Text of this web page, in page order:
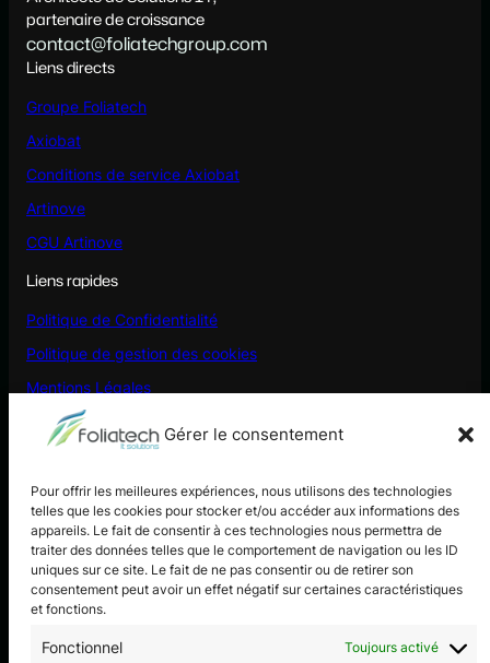
Gérer le consentement
Pour offrir les meilleures expériences, nous utilisons des technologies
telles que les cookies pour stocker et/ou accéder aux informations des
appareils. Le fait de consentir à ces technologies nous permettra de
traiter des données telles que le comportement de navigation ou les ID
uniques sur ce site. Le fait de ne pas consentir ou de retirer son
consentement peut avoir un effet négatif sur certaines caractéristiques
et fonctions.
Fonctionnel Toujours activé
partenaire de croissance
contact@foliatechgroup.com
Liens directs
Groupe Foliatech
Axiobat
Conditions de service Axiobat
Artinove
CGU Artinove
Liens rapides
Politique de Confidentialité
Politique de gestion des cookies
Mentions Légales
Éthique et déontologie
S’engager avec vous
Entreprise BTP
Expert Comptable
Partenaire certifié
Ambassadeur